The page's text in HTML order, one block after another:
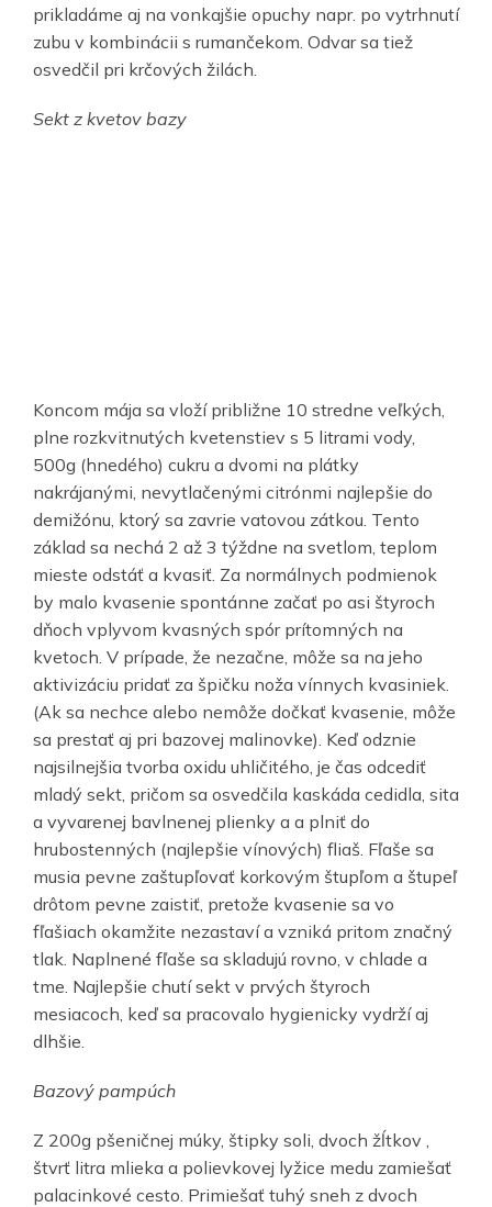
prikladáme aj na vonkajšie opuchy napr. po vytrhnutí
zubu v kombinácii s rumančekom. Odvar sa tiež
osvedčil pri krčových žilách.
Sekt z kvetov bazy
Koncom mája sa vloží približne 10 stredne veľkých,
plne rozkvitnutých kvetenstiev s 5 litrami vody,
500g (hnedého) cukru a dvomi na plátky
nakrájanými, nevytlačenými citrónmi najlepšie do
demižónu, ktorý sa zavrie vatovou zátkou. Tento
základ sa nechá 2 až 3 týždne na svetlom, teplom
mieste odstáť a kvasiť. Za normálnych podmienok
by malo kvasenie spontánne začať po asi štyroch
dňoch vplyvom kvasných spór prítomných na
kvetoch. V prípade, že nezačne, môže sa na jeho
aktivizáciu pridať za špičku noža vínnych kvasiniek.
(Ak sa nechce alebo nemôže dočkať kvasenie, môže
sa prestať aj pri bazovej malinovke). Keď odznie
najsilnejšia tvorba oxidu uhličitého, je čas odcediť
mladý sekt, pričom sa osvedčila kaskáda cedidla, sita
a vyvarenej bavlnenej plienky a a plniť do
hrubostenných (najlepšie vínových) fliaš. Fľaše sa
musia pevne zaštupľovať korkovým štupľom a štupeľ
drôtom pevne zaistiť, pretože kvasenie sa vo
fľašiach okamžite nezastaví a vzniká pritom značný
tlak. Naplnené fľaše sa skladujú rovno, v chlade a
tme. Najlepšie chutí sekt v prvých štyroch
mesiacoch, keď sa pracovalo hygienicky vydrží aj
dlhšie.
Bazový pampúch
Z 200g pšeničnej múky, štipky soli, dvoch žĺtkov ,
štvrť litra mlieka a polievkovej lyžice medu zamiešať
palacinkové cesto. Primiešať tuhý sneh z dvoch